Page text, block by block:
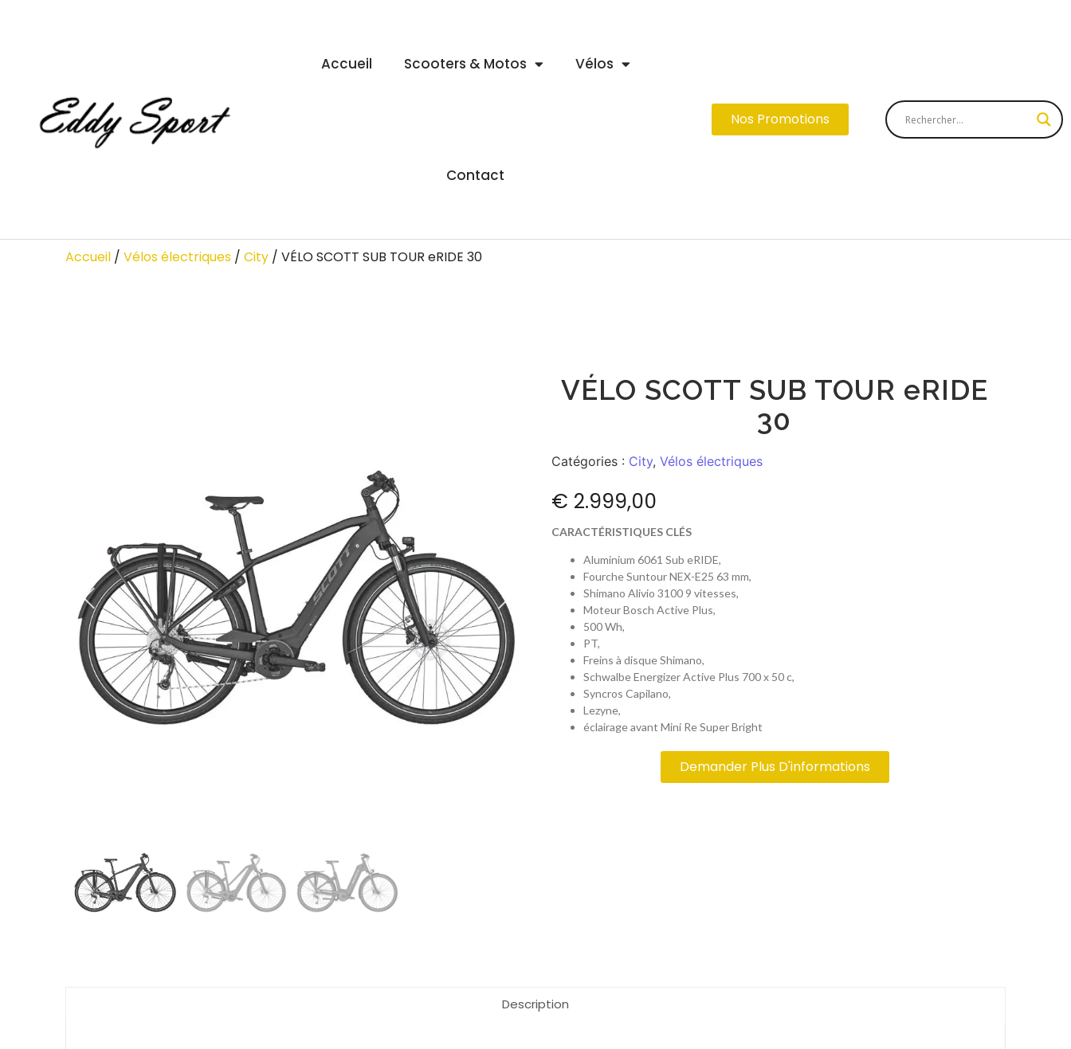
Accueil Scooters & Motos Vélos
Contact
Nos Promotions
Accueil / Vélos électriques / City / VÉLO SCOTT SUB TOUR eRIDE 30
VÉLO SCOTT SUB TOUR eRIDE
30
Catégories : City, Vélos électriques
€ 2.999,00
CARACTÉRISTIQUES CLÉS
Aluminium 6061 Sub eRIDE,
Fourche Suntour NEX-E25 63 mm,
Shimano Alivio 3100 9 vitesses,
Moteur Bosch Active Plus,
500 Wh,
PT,
Freins à disque Shimano,
Schwalbe Energizer Active Plus 700 x 50 c,
Syncros Capilano,
Lezyne,
éclairage avant Mini Re Super Bright
Demander Plus D'informations
Description